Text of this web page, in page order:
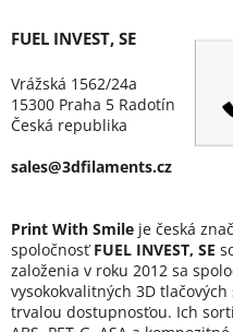
FUEL INVEST, SE
Vrážská 1562/24a
15300 Praha 5 Radotín
Česká republika
sales@3dfilaments.cz
Print With Smile je česká
spoločnosťFUEL INVEST, SE
založenia v roku 2012 sa
vysokokvalitných 3D
trvalou dostupnosťou. Ich